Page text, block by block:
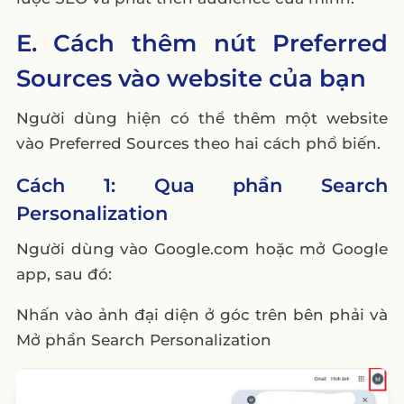
E. Cách thêm nút Preferred
Sources vào website của bạn
Người dùng hiện có thể thêm một website
vào Preferred Sources theo hai cách phổ biến.
Cách 1: Qua phần Search
Personalization
Người dùng vào Google.com hoặc mở Google
app, sau đó:
Nhấn vào ảnh đại diện ở góc trên bên phải và
Mở phần Search Personalization